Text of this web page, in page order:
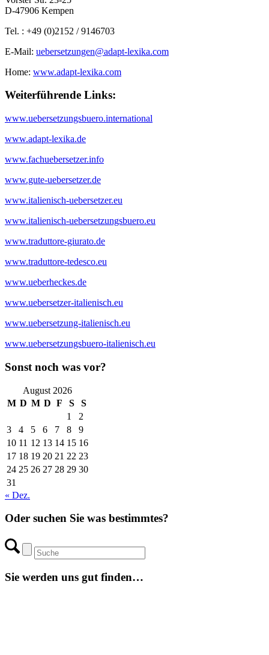
D-47906 Kempen
Tel. : +49 (0)2152 / 9146703
E-Mail: uebersetzungen@adapt-lexika.com
Home: www.adapt-lexika.com
Weiterführende Links:
www.uebersetzungsbuero.international
www.adapt-lexika.de
www.fachuebersetzer.info
www.gute-uebersetzer.de
www.italienisch-uebersetzer.eu
www.italienisch-uebersetzungsbuero.eu
www.traduttore-giurato.de
www.traduttore-tedesco.eu
www.ueberheckes.de
www.uebersetzer-italienisch.eu
www.uebersetzung-italienisch.eu
www.uebersetzungsbuero-italienisch.eu
Sonst noch was vor?
August 2026
M D M D F S
S
1
2
3
4 5 6 7 8
9
10 11 12 13 14 15 16
17 18 19 20 21 22 23
24 25 26 27 28 29 30
31
« Dez.
Oder suchen Sie was bestimmtes?
Sie werden uns gut finden…